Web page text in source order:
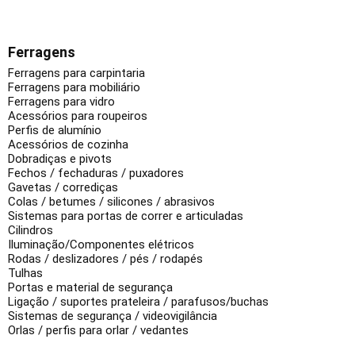
Ferragens
Ferragens para carpintaria
Ferragens para mobiliário
Ferragens para vidro
Acessórios para roupeiros
Perfis de alumínio
Acessórios de cozinha
Dobradiças e pivots
Fechos / fechaduras / puxadores
Gavetas / corrediças
Colas / betumes / silicones / abrasivos
Sistemas para portas de correr e articuladas
Cilindros
Iluminação/Componentes elétricos
Rodas / deslizadores / pés / rodapés
Tulhas
Portas e material de segurança
Ligação / suportes prateleira / parafusos/buchas
Sistemas de segurança / videovigilância
Orlas / perfis para orlar / vedantes